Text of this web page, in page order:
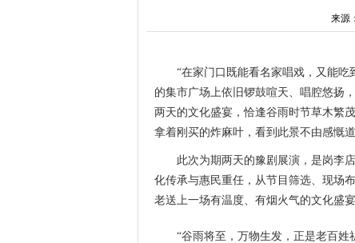
来源
“在家门口既能看名家唱戏，又能吃
的集市广场上依旧锣鼓喧天、唱腔悠扬
两天的文化盛宴，恰逢谷雨时节草木繁
拿着刚买的炸麻叶，看到此景不由感慨道
此次为期两天的豫剧展演，是岗李店
化传承与惠民重任，从节目筛选、现场
老送上一场有温度、有烟火气的文化盛宴
“谷雨将至，万物生发，正是老百姓